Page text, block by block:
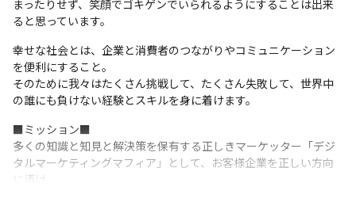
まったりせず、笑顔でゴキゲンでいられるようにすることは出来
ると思っています。
幸せな社会とは、企業と消費者のつながりやコミュニケーション
を便利にすること。
そのために我々はたくさん挑戦して、たくさん失敗して、世界中
の誰にも負けない経験とスキルを身に着けます。
■ミッション■
多くの知識と知見と解決策を保有する正しきマーケッター「デジ
タルマーケティングマフィア」として、お客様企業を正しい方向
に導け。